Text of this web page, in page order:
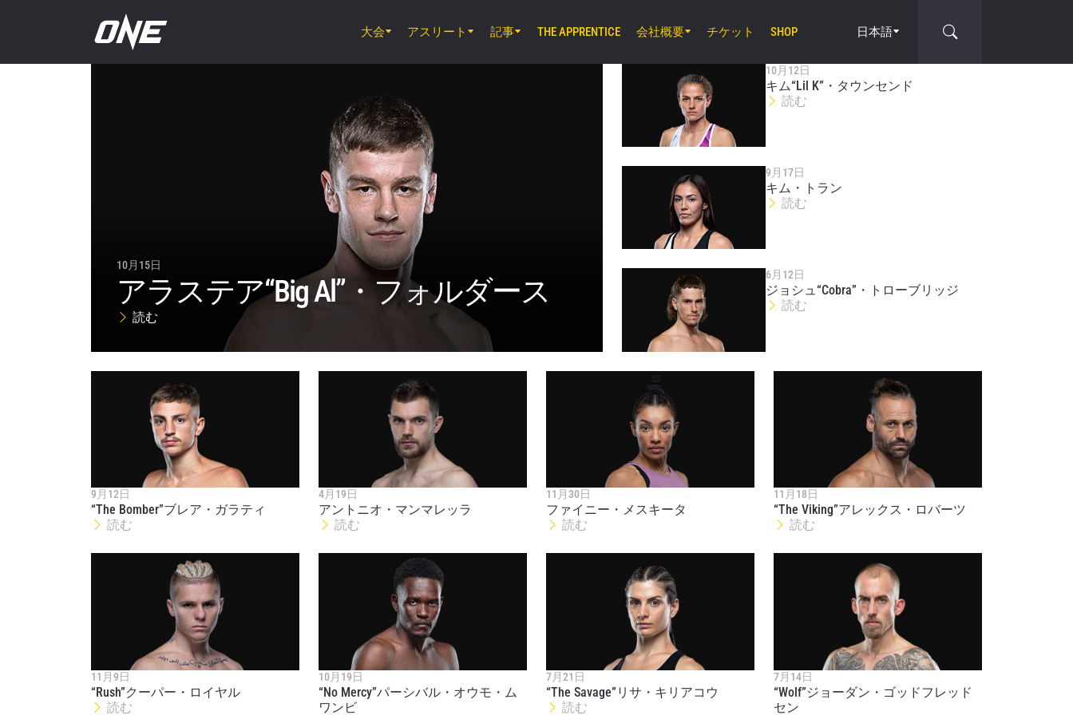
大会
ONE Friday Fights 165 & The Inner Circle
アスリート 記事 THE APPRENTICE 会社概要 チケット SHOP 日本語
10月15日
アラステア“Big Al”・フォルダース
読む
10月12日
キム“Lil K”・タウンセンド
読む
9月17日
キム・トラン
読む
6月12日
ジョシュ“Cobra”・トローブリッジ
読む
9月12日
“The Bomber”ブレア・ガラティ
読む
4月19日
アントニオ・マンマレッラ
読む
11月30日
ファイニー・メスキータ
読む
11月18日
“The Viking”アレックス・ロバーツ
読む
11月9日
“Rush”クーパー・ロイヤル
読む
10月19日
“No Mercy”パーシバル・オウモ・ム
ワンビ
7月21日
“The Savage”リサ・キリアコウ
読む
7月14日
“Wolf”ジョーダン・ゴッドフレッド
セン
最新情報をゲット
ONEチャンピオンシップとどこでも一緒！ 最新ニュース、特別オファ
ー、ライブイベントの最高の席をゲットするため今すぐ登録を！
Eメール
名前（ローマ字で記入）
購読
このフォームを送信することにより、お客様は当社の
プライバシーポリ